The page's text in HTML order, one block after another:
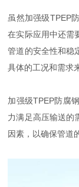
虽然加强级TPEP
在实际应用中还需
管道的安全性和稳
具体的工况和需求
加强级TPEP防腐
力满足高压输送的
因素，以确保管道